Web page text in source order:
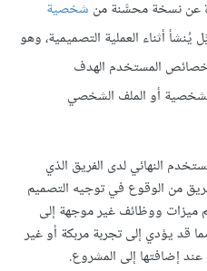
عن نسخة محسَّنة من شخصية
أثناء العملية التصميمية، وهو
خصائص المستخدم الهدف
أو الملف الشخصي
النهائي لدى الفريق الذي
من الوقوع في توجيه التصميم
ووظائف غير موجهة إلى
يؤدي إلى تجربة مربكة أو غير
عند إضافتها إلى المشروع.